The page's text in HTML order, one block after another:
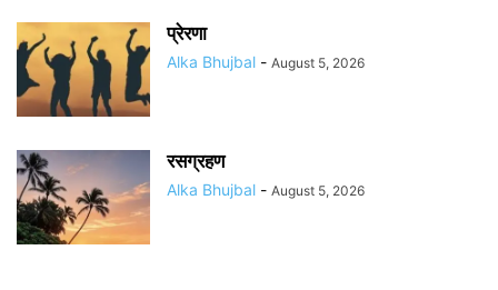
प्रेरणा
Alka Bhujbal - August 5, 2026
रसग्रहण
Alka Bhujbal - August 5, 2026